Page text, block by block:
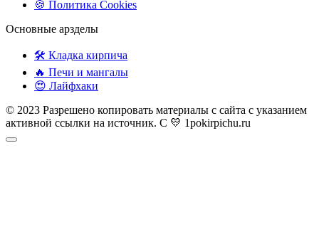
🍪 Политика Cookies
Основные арзделы
🛠️ Кладка кирпича
🔥 Печи и мангалы
😍 Лайфхаки
© 2023 Разрешено копировать материалы с сайта с указанием
активной ссылки на источник. С 💛 1pokirpichu.ru